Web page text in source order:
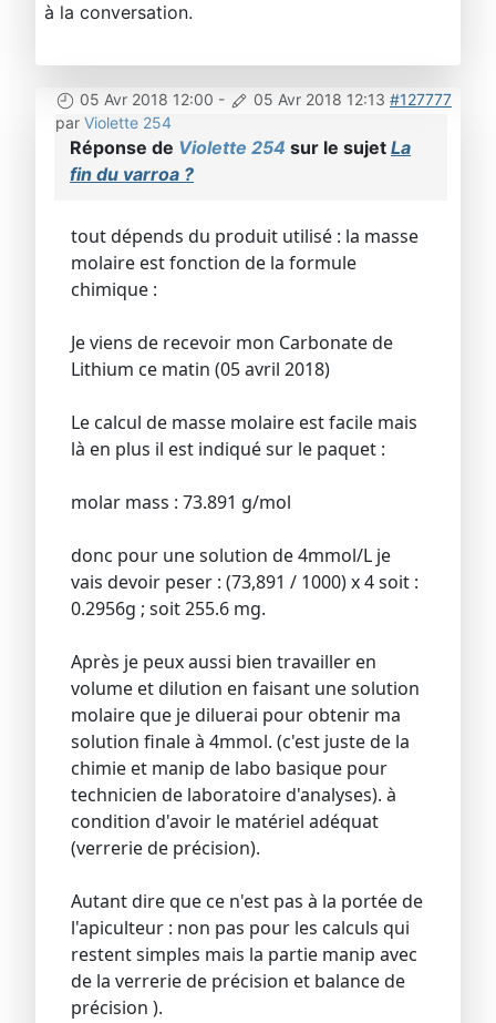
à la conversation.
05 Avr 2018 12:00 - 05 Avr 2018 12:13 #127777
par Violette 254
Réponse de Violette 254 sur le sujet La
fin du varroa ?
tout dépends du produit utilisé : la masse
molaire est fonction de la formule
chimique :
Je viens de recevoir mon Carbonate de
Lithium ce matin (05 avril 2018)
Le calcul de masse molaire est facile mais
là en plus il est indiqué sur le paquet :
molar mass : 73.891 g/mol
donc pour une solution de 4mmol/L je
vais devoir peser : (73,891 / 1000) x 4 soit :
0.2956g ; soit 255.6 mg.
Après je peux aussi bien travailler en
volume et dilution en faisant une solution
molaire que je diluerai pour obtenir ma
solution finale à 4mmol. (c'est juste de la
chimie et manip de labo basique pour
technicien de laboratoire d'analyses). à
condition d'avoir le matériel adéquat
(verrerie de précision).
Autant dire que ce n'est pas à la portée de
l'apiculteur : non pas pour les calculs qui
restent simples mais la partie manip avec
de la verrerie de précision et balance de
précision ).